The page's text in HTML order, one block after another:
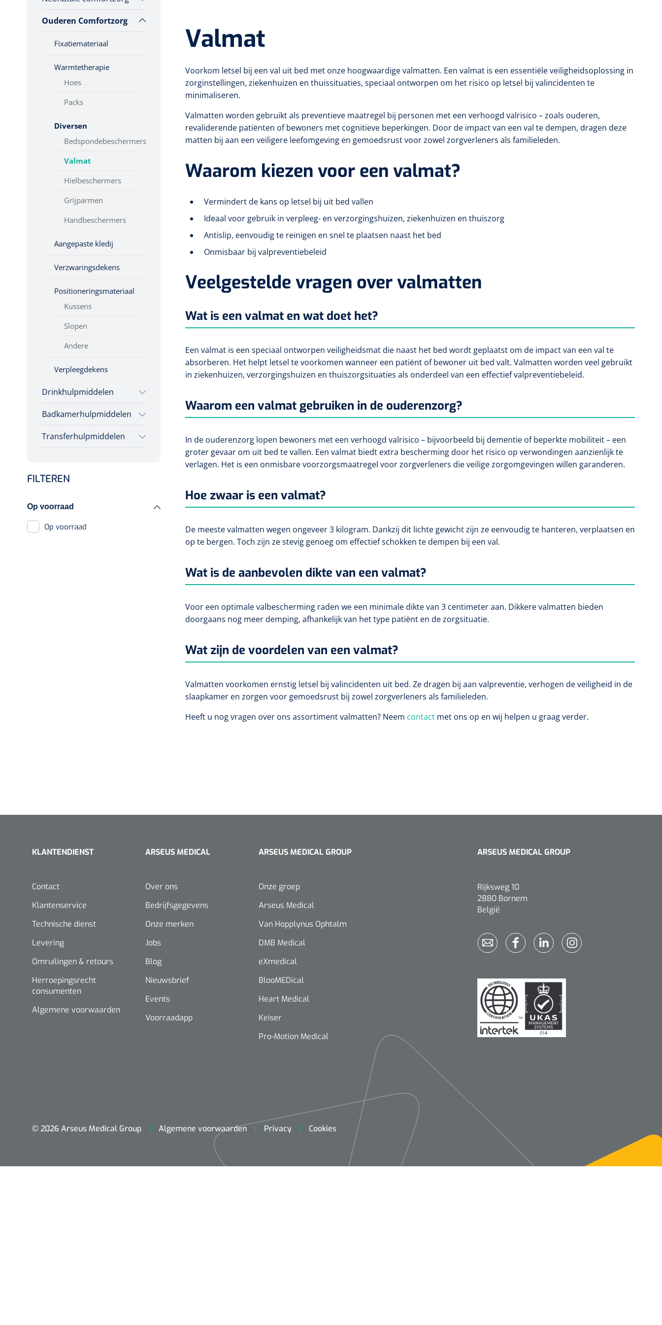
Incontinentiezorg
Injectiemateriaal
Infrastructuur
Lichttherapie
Massagetherapie
Warmtetherapie
Warmwaterkruik
Verwarmingsdekens
Verwarmingskussens
Onderleggers
Borden
Slabben
Babyverzorging
Ondersteuningsmateriaal
Oogbescherming
Ouderen Comfortzorg
Fixatiemateriaal
Warmtetherapie
Hoes
Packs
Diversen
Bedspondebeschermers
Valmat
Hielbeschermers
Grijparmen
Handbeschermers
Aangepaste kledij
Verzwaringsdekens
Positioneringsmateriaal
Kussens
Slopen
Andere
Verpleegdekens
Drinkhulpmiddelen
Bekers
Koffiebekers
bekers
Badkamerhulpmiddelen
Toiletverhogers
Wandbeugels
Douchestoelen
Toiletbeugels
Transferhulpmiddelen
Draaischijven
FILTEREN
Op voorraad
Op voorraad
Valmat
Voorkom letsel bij een val uit bed met onze hoogwaardige valmatten. Een valmat is een essentiële veiligheidsoplossing in
zorginstellingen, ziekenhuizen en thuissituaties, speciaal ontworpen om het risico op letsel bij valincidenten te
minimaliseren.
Valmatten worden gebruikt als preventieve maatregel bij personen met een verhoogd valrisico – zoals ouderen,
revaliderende patiënten of bewoners met cognitieve beperkingen. Door de impact van een val te dempen, dragen deze
matten bij aan een veiligere leefomgeving en gemoedsrust voor zowel zorgverleners als familieleden.
Waarom kiezen voor een valmat?
Vermindert de kans op letsel bij uit bed vallen
Ideaal voor gebruik in verpleeg- en verzorgingshuizen, ziekenhuizen en thuiszorg
Antislip, eenvoudig te reinigen en snel te plaatsen naast het bed
Onmisbaar bij valpreventiebeleid
Veelgestelde vragen over valmatten
Wat is een valmat en wat doet het?
Een valmat is een speciaal ontworpen veiligheidsmat die naast het bed wordt geplaatst om de impact van een val te
absorberen. Het helpt letsel te voorkomen wanneer een patiënt of bewoner uit bed valt. Valmatten worden veel gebruikt
in ziekenhuizen, verzorgingshuizen en thuiszorgsituaties als onderdeel van een effectief valpreventiebeleid.
Waarom een valmat gebruiken in de ouderenzorg?
In de ouderenzorg lopen bewoners met een verhoogd valrisico – bijvoorbeeld bij dementie of beperkte mobiliteit – een
groter gevaar om uit bed te vallen. Een valmat biedt extra bescherming door het risico op verwondingen aanzienlijk te
verlagen. Het is een onmisbare voorzorgsmaatregel voor zorgverleners die veilige zorgomgevingen willen garanderen.
Hoe zwaar is een valmat?
De meeste valmatten wegen ongeveer 3 kilogram. Dankzij dit lichte gewicht zijn ze eenvoudig te hanteren, verplaatsen en
op te bergen. Toch zijn ze stevig genoeg om effectief schokken te dempen bij een val.
Wat is de aanbevolen dikte van een valmat?
Voor een optimale valbescherming raden we een minimale dikte van 3 centimeter aan. Dikkere valmatten bieden
doorgaans nog meer demping, afhankelijk van het type patiënt en de zorgsituatie.
Wat zijn de voordelen van een valmat?
Valmatten voorkomen ernstig letsel bij valincidenten uit bed. Ze dragen bij aan valpreventie, verhogen de veiligheid in de
slaapkamer en zorgen voor gemoedsrust bij zowel zorgverleners als familieleden.
Heeft u nog vragen over ons assortiment valmatten? Neem contact met ons op en wij helpen u graag verder.
KLANTENDIENST
Contact
Klantenservice
Technische dienst
Levering
Omruilingen & retours
Herroepingsrecht
consumenten
Algemene voorwaarden
ARSEUS MEDICAL
Over ons
Bedrijfsgegevens
Onze merken
Jobs
Blog
Nieuwsbrief
Events
Voorraadapp
ARSEUS MEDICAL GROUP
Onze groep
Arseus Medical
Van Hopplynus Ophtalm
DMB Medical
eXmedical
BlooMEDical
Heart Medical
Keiser
Pro-Motion Medical
ARSEUS MEDICAL GROUP
Rijksweg 10
2880 Bornem
België
© 2026 Arseus Medical Group Algemene voorwaarden Privacy Cookies